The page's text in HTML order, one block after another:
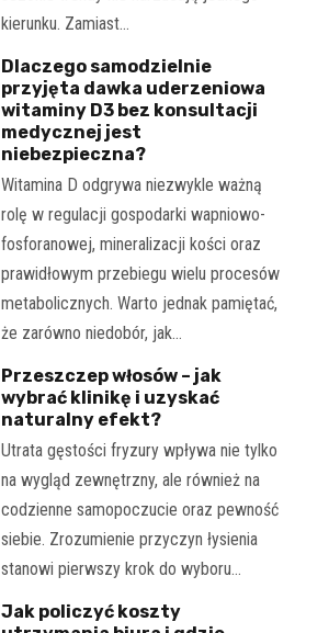
kierunku. Zamiast…
Dlaczego samodzielnie
przyjęta dawka uderzeniowa
witaminy D3 bez konsultacji
medycznej jest
niebezpieczna?
Witamina D odgrywa niezwykle ważną
rolę w regulacji gospodarki wapniowo-
fosforanowej, mineralizacji kości oraz
prawidłowym przebiegu wielu procesów
metabolicznych. Warto jednak pamiętać,
że zarówno niedobór, jak…
Przeszczep włosów – jak
wybrać klinikę i uzyskać
naturalny efekt?
Utrata gęstości fryzury wpływa nie tylko
na wygląd zewnętrzny, ale również na
codzienne samopoczucie oraz pewność
siebie. Zrozumienie przyczyn łysienia
stanowi pierwszy krok do wyboru…
Jak policzyć koszty